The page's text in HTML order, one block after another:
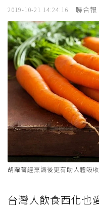
2019-10-21 14:24:16 聯合報
胡蘿蔔經烹調後更有助人體吸
台灣人飲食西化也